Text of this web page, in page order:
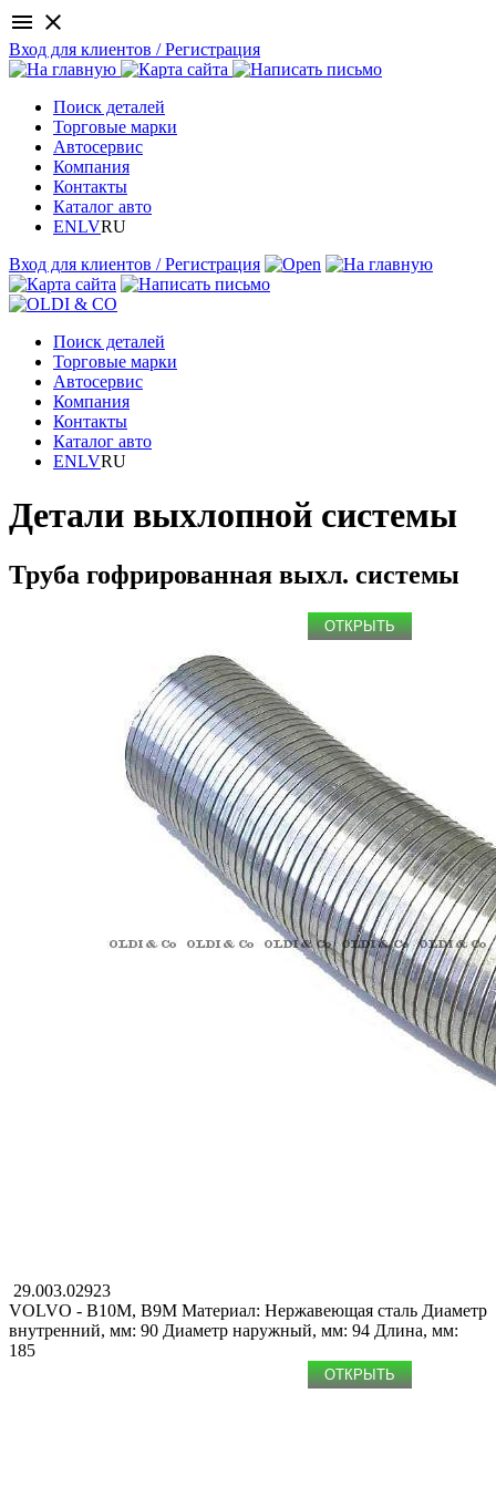
menu close
Вход для клиентов / Регистрация
Поиск деталей
Торговые марки
Автосервис
Компания
Контакты
Каталог авто
ENLVRU
Вход для клиентов / Регистрация
Поиск деталей
Торговые марки
Автосервис
Компания
Контакты
Каталог авто
ENLVRU
Детали выхлопной системы
Труба гофрированная выхл. системы
ОТКРЫТЬ
29.003.02923
VOLVO - B10M, B9M Материал: Нержавеющая сталь Диаметр
внутренний, мм: 90 Диаметр наружный, мм: 94 Длина, мм:
185
ОТКРЫТЬ